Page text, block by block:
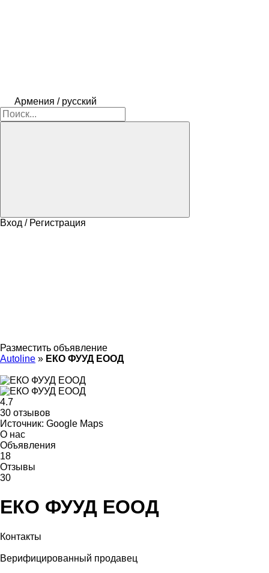
Армения / русский
Вход / Регистрация
Разместить объявление
Autoline » ЕКО ФУУД ЕООД
4.7
30 отзывов
Источник: Google Maps
О нас
Объявления
18
Отзывы
30
ЕКО ФУУД ЕООД
Контакты
Верифицированный продавец